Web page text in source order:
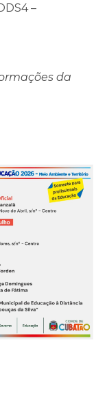
–
da